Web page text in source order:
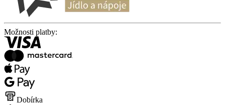
Možnosti platby:
Dobírka